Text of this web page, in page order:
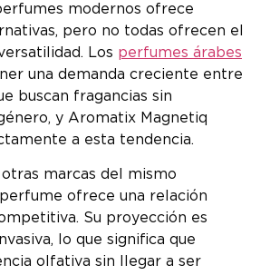
modernos ofrece
pero no todas ofrecen el
Los perfumes árabes
una demanda creciente entre
buscan fragancias sin
y Aromatix Magnetiq
a esta tendencia.
marcas del mismo
ofrece una relación
Su proyección es
lo que significa que
olfativa sin llegar a ser